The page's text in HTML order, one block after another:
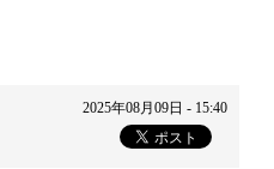
2025年08月09日 - 15:40